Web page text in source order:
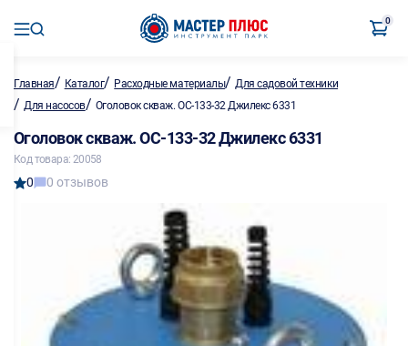
0
Главная/ Каталог/ Расходные материалы/Для садовой техники
/ Для насосов/ Оголовок скваж. ОС-133-32 Джилекс 6331
Оголовок скваж. ОС-133-32 Джилекс 6331
Код товара: 20058
0 0 отзывов